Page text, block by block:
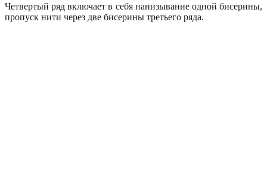
Четвертый ряд включает в себя нанизывание одной бисерины,
пропуск нити через две бисерины третьего ряда.